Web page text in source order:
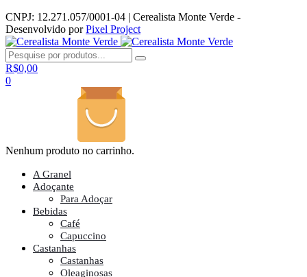
CNPJ: 12.271.057/0001-04 | Cerealista Monte Verde -
Desenvolvido porPixel Project
R$0,00
0
Nenhum produto no carrinho.
A Granel
Adoçante
Para Adoçar
Bebidas
Café
Capuccino
Castanhas
Castanhas
Oleaginosas